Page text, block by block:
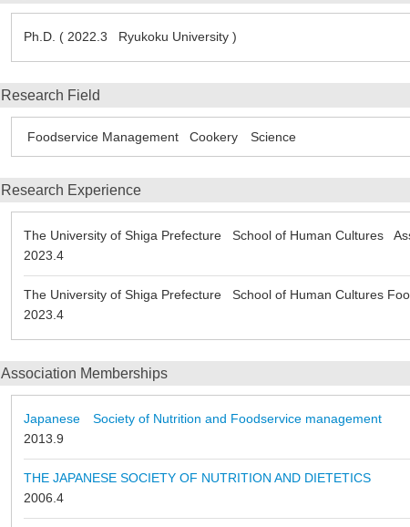
Ph.D. ( 2022.3 Ryukoku University )
Research Field
Foodservice Management Cookery Science
Research Experience
The University of Shiga Prefecture School of Human Cultures
2023.4
The University of Shiga Prefecture School of Human Cultures
2023.4
Association Memberships
Japanese Society of Nutrition and Foodservice management
2013.9
THE JAPANESE SOCIETY OF NUTRITION AND DIETETICS
2006.4